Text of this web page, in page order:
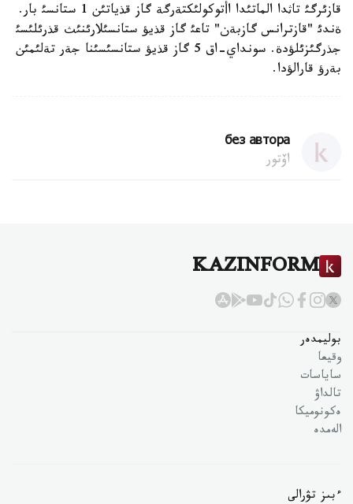
قازئرگئ تاثدا الماتئدا اأتوكولئكتةرگة گاز قذياتئن 1 ستانسئ بار.
ةندئ "قازترانس گازبةن" تاعئ گاز قذيؤ ستانسئلارئنئث قذرئلئسئ
جذرگئزئلؤدة. سونداي-اق 5 گاز قذيؤ ستانسئسئنا جةر تةلئمئن
بةرؤ قارالؤدا.
без автора
اۆتور
KAZINFORM
بوليمدەر
وقيعا
ساياسات
تالداۋ
ەكونوميكا
الەمدە
ءبىز تۋرالى